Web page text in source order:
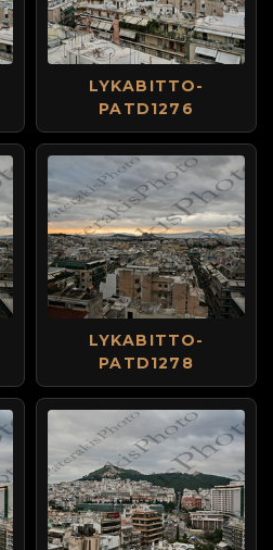
LYKABITTO-
PATD1276
LYKABITTO-
PATD1278